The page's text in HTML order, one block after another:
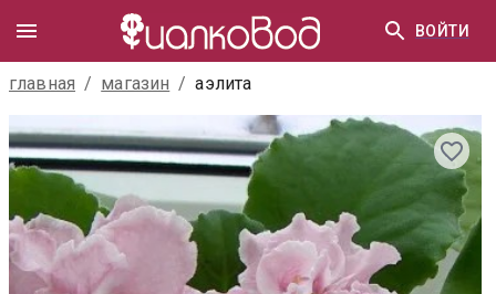
ВОЙТИ
главная / магазин / аэлита